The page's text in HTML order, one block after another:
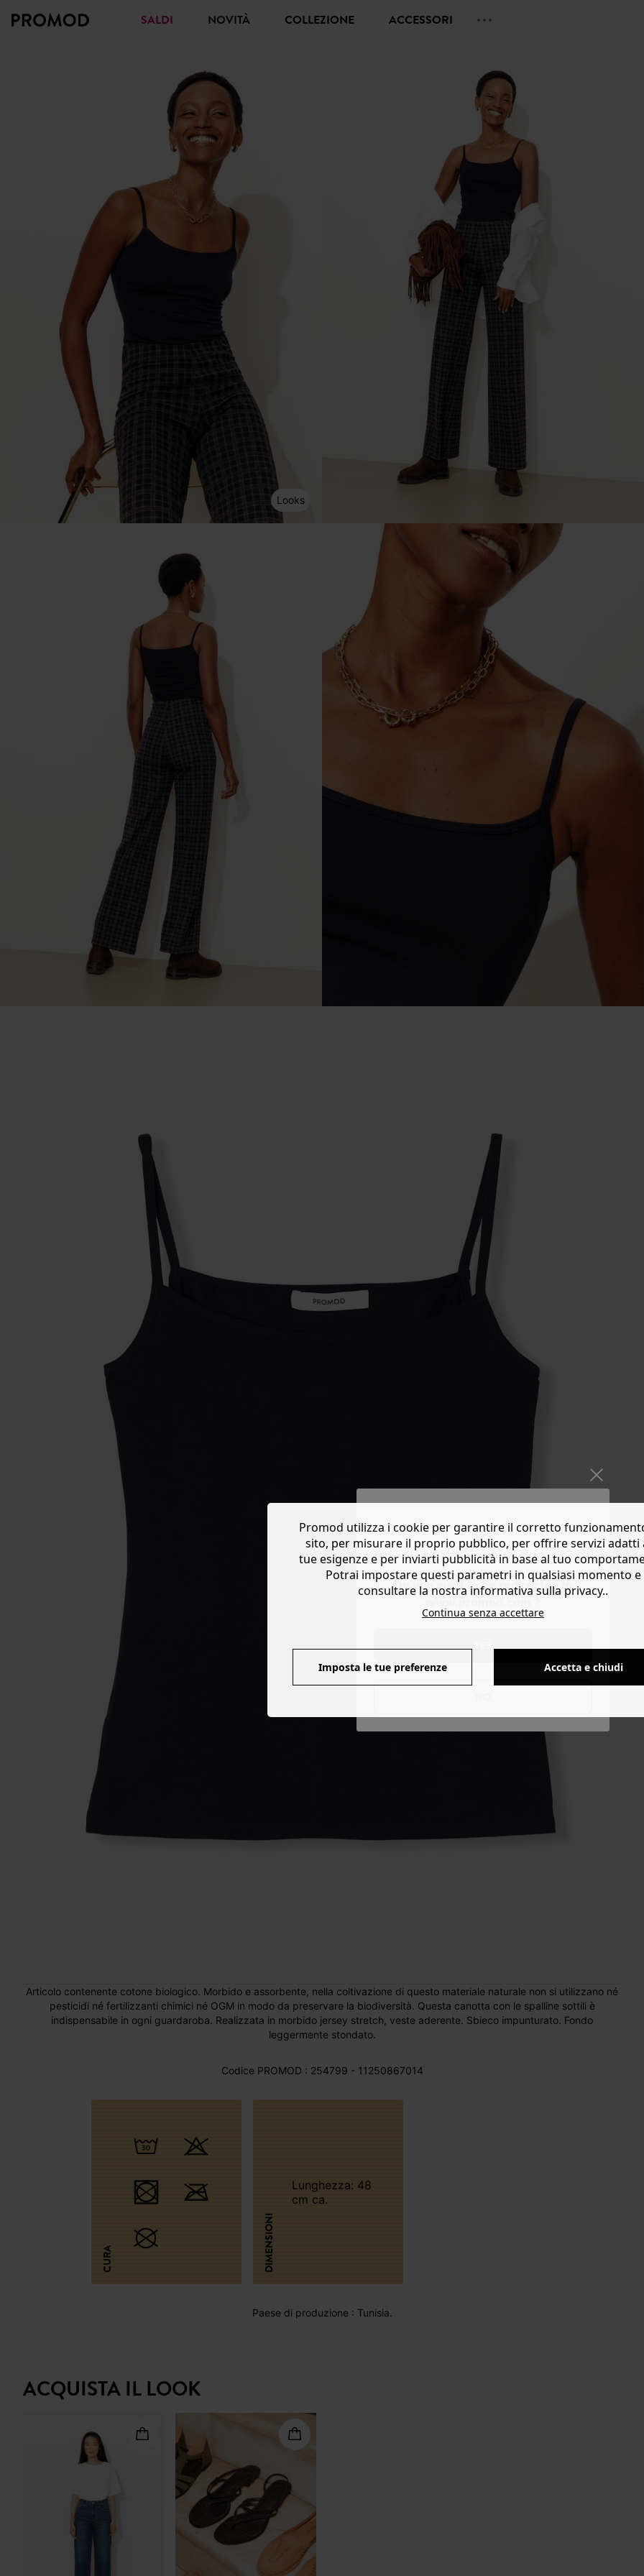
Do you want to be redirected to
SALDI NOVITÀ COLLEZIONE ACCESSORI
Looks
Articolo contenente cotone biologico. Morbido e assorbente, nella coltivazione di questo materiale naturale non si utilizzano né
pesticidi né fertilizzanti chimici né OGM in modo da preservare la biodiversità. Questa canotta con le spalline sottili è
indispensabile in ogni guardaroba. Realizzata in morbido jersey stretch, veste aderente. Sbieco impunturato. Fondo
leggermente stondato.
Codice PROMOD : 254799 - 11250867014
CURA DIMENSIONI
Lunghezza: 48
cm ca.
Paese di produzione : Tunisia.
ACQUISTA IL LOOK
Promod utilizza i cookie per garantire il corretto
sito, per misurare il proprio pubblico, per offrire servizi adatti
tue esigenze e per inviarti pubblicità in base al tuo
Potrai impostare questi parametri in qualsiasi momento e
consultare la nostra informativa sulla privacy..
Continua senza accettare
Imposta le tue preferenze Accetta e chiudi